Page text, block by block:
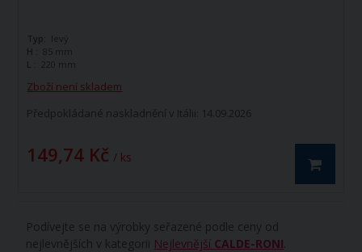
Zboží není skladem
Předpokládané naskladnění v Itálii: 14.09.2026
149,74 Kč / ks
Typ: levý
H :
85 mm
L :
220 mm
Podívejte se na výrobky seřazené podle ceny od
nejlevnějších v kategorii Nejlevnější CALDE-RONI